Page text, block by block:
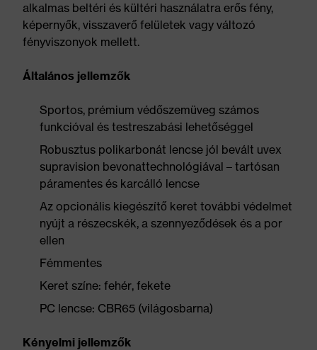
alkalmas beltéri és kültéri használatra erős fény,
képernyők, visszaverő felületek vagy változó
fényviszonyok mellett.
Általános jellemzők
Sportos, prémium védőszemüveg számos
funkcióval és testreszabási lehetőséggel
Robusztus polikarbonát lencse jól bevált uvex
supravision bevonattechnológiával – tartósan
páramentes és karcálló lencse
Az opcionális kiegészítő keret további védelmet
nyújt a részecskék, a szennyeződések és a por
ellen
Fémmentes
Keret színe: fehér, fekete
PC lencse: CBR65 (világosbarna)
Kényelmi jellemzők